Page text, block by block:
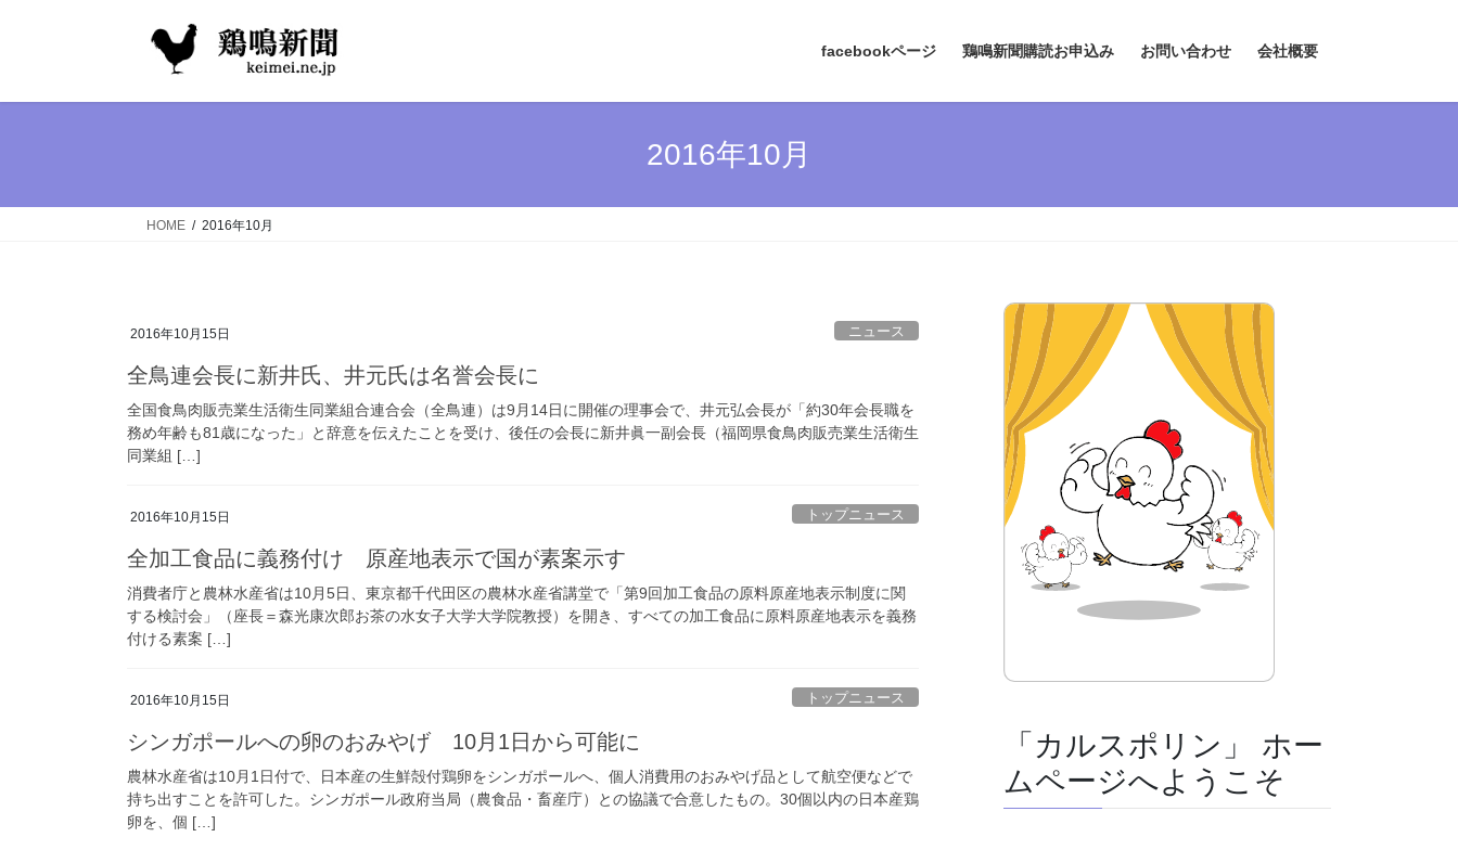
facebookページ 鶏鳴新聞購読お申込み お問い合わせ 会社概要
2016年10月
HOME 2016年10月
2016年10月15日 ニュース
全鳥連会長に新井氏、井元氏は名誉会長に
全国食鳥肉販売業生活衛生同業組合連合会（全鳥連）は9月14日に開催の理事会で、井元弘会長が「約30年会長職を
務め年齢も81歳になった」と辞意を伝えたことを受け、後任の会長に新井眞一副会長（福岡県食鳥肉販売業生活衛生
同業組 […]
2016年10月15日 トップニュース
全加工食品に義務付け 原産地表示で国が素案示す
消費者庁と農林水産省は10月5日、東京都千代田区の農林水産省講堂で「第9回加工食品の原料原産地表示制度に関
する検討会」（座長＝森光康次郎お茶の水女子大学大学院教授）を開き、すべての加工食品に原料原産地表示を義務
付ける素案 […]
2016年10月15日 トップニュース
シンガポールへの卵のおみやげ 10月1日から可能に
農林水産省は10月1日付で、日本産の生鮮殻付鶏卵をシンガポールへ、個人消費用のおみやげ品として航空便などで
持ち出すことを許可した。シンガポール政府当局（農食品・畜産庁）との協議で合意したもの。30個以内の日本産鶏
卵を、個 […]
「カルスポリン」 ホー
ムページへようこそ